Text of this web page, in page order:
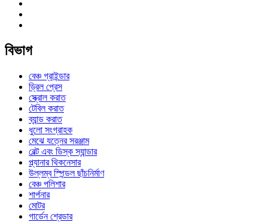
বিভাগ
বেঞ্চ গ্রাইন্ডার
ড্রিল প্রেস
স্ক্রোল করাত
টেবিল করাত
ব্যান্ড করাত
ধুলো সংগ্রাহক
মেঝে যত্নের সরঞ্জাম
বেল্ট এবং ডিস্ক স্যান্ডার
প্ল্যানার থিকনেসার
উল্লম্ব স্পিন্ডল ছাঁচনির্মাণ
বেঞ্চ পলিশার
শার্পনার
মোটর
গার্ডেন শ্রেডার